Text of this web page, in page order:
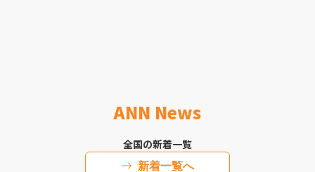
ANN News
全国の新着一覧
新着一覧へ